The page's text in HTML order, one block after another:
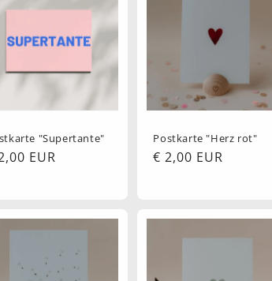
"Supertante"
EUR
Postkarte "Herz rot"
Normaler
€ 2,00 EUR